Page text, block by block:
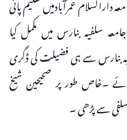
سلفیہ بنارس میں مکمل کیا
سلفیہ بنارس سے ہی فضیلت کی ڈگری
۔خاص طور پر صحیحین شیخ
سے پڑھی ۔